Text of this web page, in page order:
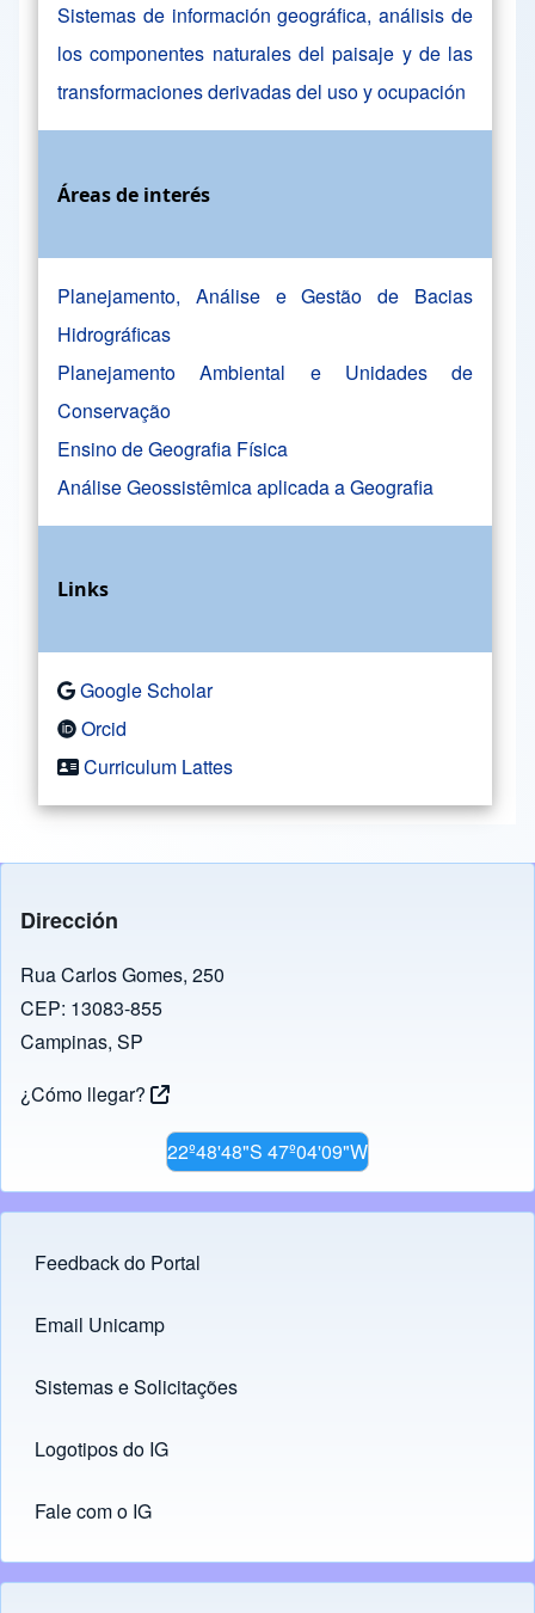
Sistemas de información geográfica, análisis de
los componentes naturales del paisaje y de las
transformaciones derivadas del uso y ocupación
Áreas de interés
Planejamento, Análise e Gestão de Bacias
Hidrográficas
Planejamento Ambiental e Unidades de
Conservação
Ensino de Geografia Física
Análise Geossistêmica aplicada a Geografia
Links
Google Scholar
Orcid
Curriculum Lattes
Dirección
Rua Carlos Gomes, 250
CEP: 13083-855
Campinas, SP
¿Cómo llegar?
22º48'48"S 47º04'09"W
Footer menu
Feedback do Portal
Links
Email Unicamp
(opens in new tab)
Sistemas e Solicitações
(opens in new tab)
Logotipos do IG
(opens in new tab)
Fale com o IG